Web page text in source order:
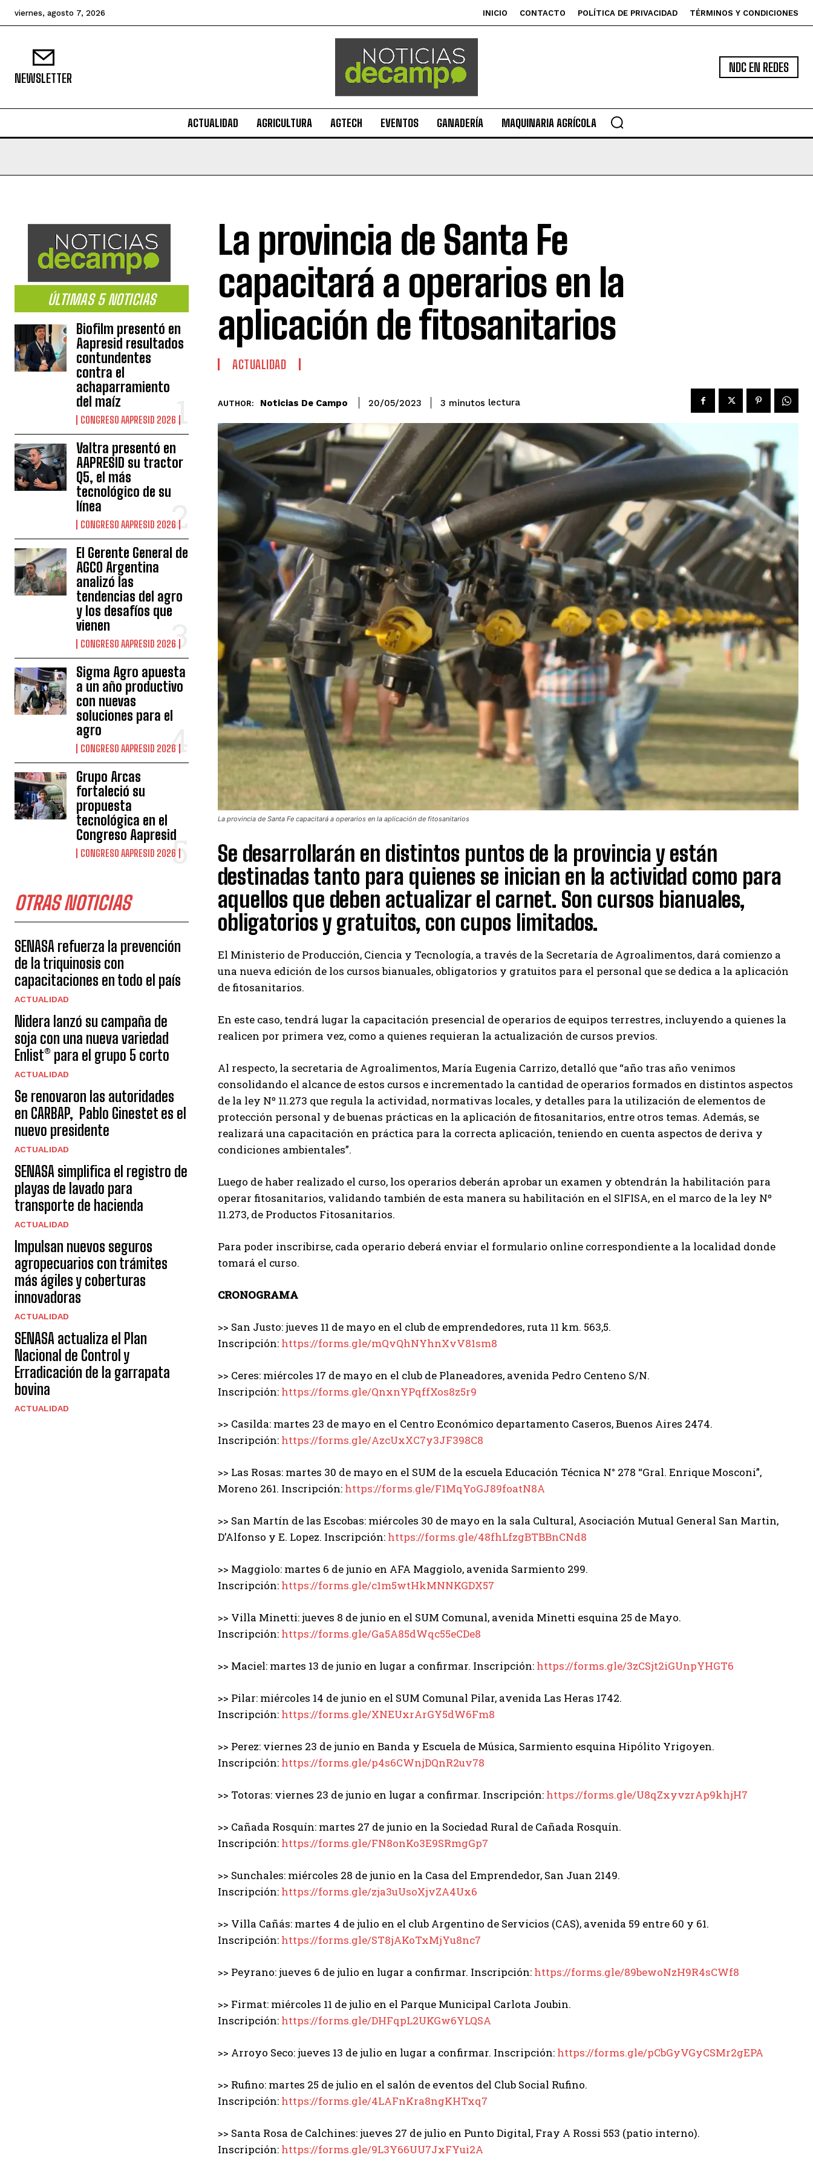
Suscribite al Newsletter
QUIERO SUSCRIBIRME
viernes, agosto 7, 2026 INICIO CONTACTO POLÍTICA DE PRIVACIDAD TÉRMINOS Y CONDICIONES
NEWSLETTER
NDC EN REDES
ACTUALIDAD AGRICULTURA AGTECH EVENTOS GANADERÍA MAQUINARIA AGRÍCOLA
ÚLTIMAS 5 NOTICIAS
Biofilm presentó en
Aapresid resultados
contundentes
contra el
achaparramiento
del maíz
CONGRESO AAPRESID 2026
Valtra presentó en
AAPRESID su tractor
Q5, el más
tecnológico de su
línea
CONGRESO AAPRESID 2026
El Gerente General de
AGCO Argentina
analizó las
tendencias del agro
y los desafíos que
vienen
CONGRESO AAPRESID 2026
Sigma Agro apuesta
a un año productivo
con nuevas
soluciones para el
agro
CONGRESO AAPRESID 2026
Grupo Arcas
fortaleció su
propuesta
tecnológica en el
Congreso Aapresid
CONGRESO AAPRESID 2026
OTRAS NOTICIAS
SENASA refuerza la prevención
de la triquinosis con
capacitaciones en todo el país
ACTUALIDAD
Nidera lanzó su campaña de
soja con una nueva variedad
Enlist® para el grupo 5 corto
ACTUALIDAD
Se renovaron las autoridades
en CARBAP, Pablo Ginestet es el
nuevo presidente
ACTUALIDAD
SENASA simplifica el registro de
playas de lavado para
transporte de hacienda
ACTUALIDAD
Impulsan nuevos seguros
agropecuarios con trámites
más ágiles y coberturas
innovadoras
ACTUALIDAD
SENASA actualiza el Plan
Nacional de Control y
Erradicación de la garrapata
bovina
ACTUALIDAD
La provincia de Santa Fe
capacitará a operarios en la
aplicación de fitosanitarios
ACTUALIDAD
AUTHOR: Noticias De Campo 20/05/2023 3 minutos lectura
La provincia de Santa Fe capacitará a operarios en la aplicación de fitosanitarios
Se desarrollarán en distintos puntos de la provincia y están
destinadas tanto para quienes se inician en la actividad como para
aquellos que deben actualizar el carnet. Son cursos bianuales,
obligatorios y gratuitos, con cupos limitados.
El Ministerio de Producción, Ciencia y Tecnología, a través de la Secretaría de Agroalimentos, dará comienzo a
una nueva edición de los cursos bianuales, obligatorios y gratuitos para el personal que se dedica a la aplicación
de fitosanitarios.
En este caso, tendrá lugar la capacitación presencial de operarios de equipos terrestres, incluyendo a quienes la
realicen por primera vez, como a quienes requieran la actualización de cursos previos.
Al respecto, la secretaria de Agroalimentos, María Eugenia Carrizo, detalló que “año tras año venimos
consolidando el alcance de estos cursos e incrementado la cantidad de operarios formados en distintos aspectos
de la ley Nº 11.273 que regula la actividad, normativas locales, y detalles para la utilización de elementos de
protección personal y de buenas prácticas en la aplicación de fitosanitarios, entre otros temas. Además, se
realizará una capacitación en práctica para la correcta aplicación, teniendo en cuenta aspectos de deriva y
condiciones ambientales”.
Luego de haber realizado el curso, los operarios deberán aprobar un examen y obtendrán la habilitación para
operar fitosanitarios, validando también de esta manera su habilitación en el SIFISA, en el marco de la ley Nº
11.273, de Productos Fitosanitarios.
Para poder inscribirse, cada operario deberá enviar el formulario online correspondiente a la localidad donde
tomará el curso.
CRONOGRAMA
>> San Justo: jueves 11 de mayo en el club de emprendedores, ruta 11 km. 563,5.
Inscripción: https://forms.gle/mQvQhNYhnXvV81sm8
>> Ceres: miércoles 17 de mayo en el club de Planeadores, avenida Pedro Centeno S/N.
Inscripción: https://forms.gle/QnxnYPqffXos8z5r9
>> Casilda: martes 23 de mayo en el Centro Económico departamento Caseros, Buenos Aires 2474.
Inscripción: https://forms.gle/AzcUxXC7y3JF398C8
>> Las Rosas: martes 30 de mayo en el SUM de la escuela Educación Técnica N° 278 “Gral. Enrique Mosconi”,
Moreno 261. Inscripción: https://forms.gle/F1MqYoGJ89foatN8A
>> San Martín de las Escobas: miércoles 30 de mayo en la sala Cultural, Asociación Mutual General San Martin,
D’Alfonso y E. Lopez. Inscripción: https://forms.gle/48fhLfzgBTBBnCNd8
>> Maggiolo: martes 6 de junio en AFA Maggiolo, avenida Sarmiento 299.
Inscripción: https://forms.gle/c1m5wtHkMNNKGDX57
>> Villa Minetti: jueves 8 de junio en el SUM Comunal, avenida Minetti esquina 25 de Mayo.
Inscripción: https://forms.gle/Ga5A85dWqc55eCDe8
>> Maciel: martes 13 de junio en lugar a confirmar. Inscripción: https://forms.gle/3zCSjt2iGUnpYHGT6
>> Pilar: miércoles 14 de junio en el SUM Comunal Pilar, avenida Las Heras 1742.
Inscripción: https://forms.gle/XNEUxrArGY5dW6Fm8
>> Perez: viernes 23 de junio en Banda y Escuela de Música, Sarmiento esquina Hipólito Yrigoyen.
Inscripción: https://forms.gle/p4s6CWnjDQnR2uv78
>> Totoras: viernes 23 de junio en lugar a confirmar. Inscripción: https://forms.gle/U8qZxyvzrAp9khjH7
>> Cañada Rosquín: martes 27 de junio en la Sociedad Rural de Cañada Rosquín.
Inscripción: https://forms.gle/FN8onKo3E9SRmgGp7
>> Sunchales: miércoles 28 de junio en la Casa del Emprendedor, San Juan 2149.
Inscripción: https://forms.gle/zja3uUsoXjvZA4Ux6
>> Villa Cañás: martes 4 de julio en el club Argentino de Servicios (CAS), avenida 59 entre 60 y 61.
Inscripción: https://forms.gle/ST8jAKoTxMjYu8nc7
>> Peyrano: jueves 6 de julio en lugar a confirmar. Inscripción: https://forms.gle/89bewoNzH9R4sCWf8
>> Firmat: miércoles 11 de julio en el Parque Municipal Carlota Joubin.
Inscripción: https://forms.gle/DHFqpL2UKGw6YLQSA
>> Arroyo Seco: jueves 13 de julio en lugar a confirmar. Inscripción: https://forms.gle/pCbGyVGyCSMr2gEPA
>> Rufino: martes 25 de julio en el salón de eventos del Club Social Rufino.
Inscripción: https://forms.gle/4LAFnKra8ngKHTxq7
>> Santa Rosa de Calchines: jueves 27 de julio en Punto Digital, Fray A Rossi 553 (patio interno).
Inscripción: https://forms.gle/9L3Y66UU7JxFYui2A